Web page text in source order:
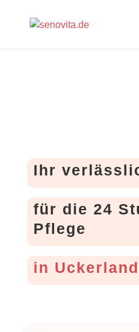
Ihr
für die 24
Pflege
in Uckerland